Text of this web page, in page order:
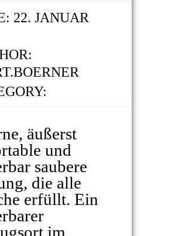
22. JANUAR
äußerst
und
saubere
die alle
erfüllt. Ein
im